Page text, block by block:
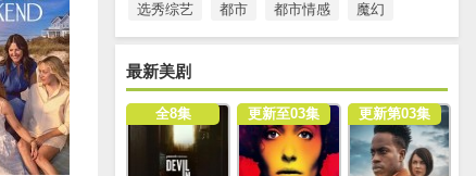
选秀综艺
都市 都市情感 魔幻
最新美剧
全8集 更新至03集 更新第03集